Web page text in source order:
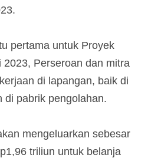
pertama untuk Proyek
Perseroan dan mitra
di lapangan, baik di
di pabrik pengolahan.
mengeluarkan sebesar
triliun untuk belanja